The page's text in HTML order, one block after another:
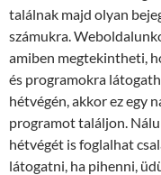
találnak majd olyan
számukra.
amiben megtekintheti,
és programokra
hétvégén, akkor ez egy
programot találjon.
hétvégét is foglalhat
látogatni, ha pihenni,